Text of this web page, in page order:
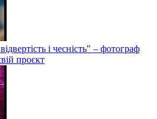
і чесність" – фотограф
проєкт